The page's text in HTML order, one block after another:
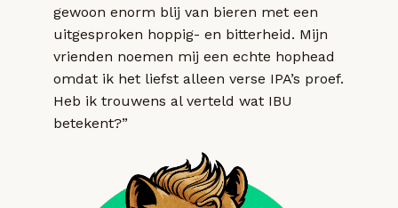
gewoon enorm blij van bieren met een
uitgesproken hoppig- en bitterheid. Mijn
vrienden noemen mij een echte hophead
omdat ik het liefst alleen verse IPA’s proef.
Heb ik trouwens al verteld wat IBU
betekent?”